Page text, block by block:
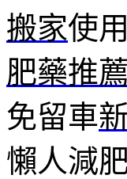
搬家使
肥藥推薦
免留車
懶人減